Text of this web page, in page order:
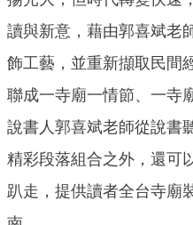
讀與新意，藉由郭喜斌老
飾工藝，並重新擷取民間
聯成一寺廟一情節、一寺
說書人郭喜斌老師從說書
精彩段落組合之外，還可
趴走，提供讀者全台寺廟